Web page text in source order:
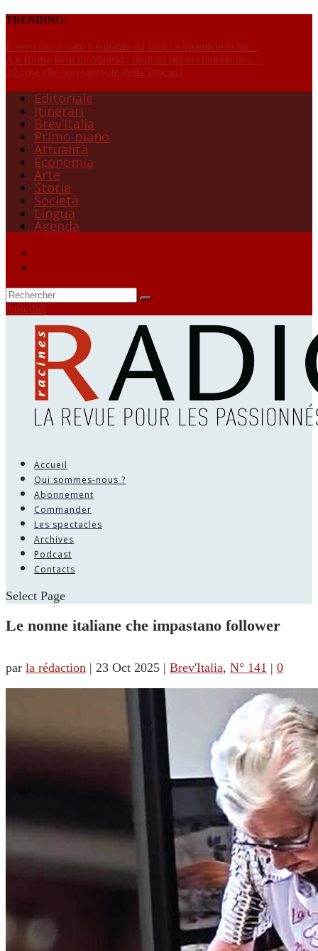
TRENDING:
È vero che è stato Leonardo da Vinci a inventare la bic...
AS Roma-Réal de Madrid : droit au but et contrôle très ...
10 cose che non sapevate della Toscana
Editoriale
Itinerari
Brev’Italia
Primo piano
Attualità
Economia
Arte
Storia
Società
Lingua
Agenda
0 produit
Accueil
Qui sommes-nous ?
Abonnement
Commander
Les spectacles
Archives
Podcast
Contacts
Select Page
Le nonne italiane che impastano follower
par la rédaction | 23 Oct 2025 | Brev'Italia, N° 141 | 0